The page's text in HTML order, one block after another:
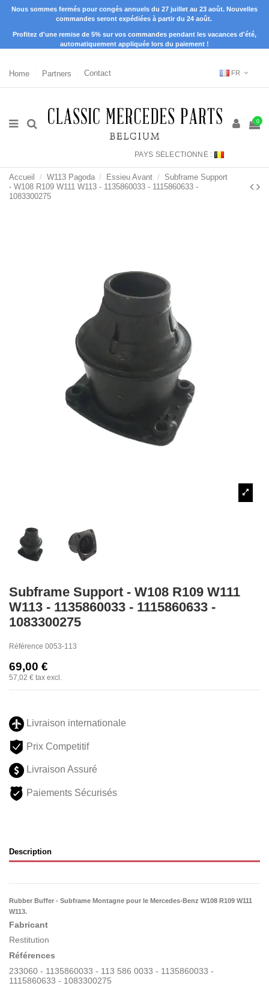
Nous sommes fermés pour congés annuels du 27 juillet au 23 août. Nouvelles
commandes seront expédiées à partir du 24 août.
Profitez d'une remise de 5% sur vos commandes pendant les vacances d'été,
automatiquement appliquée lors du paiement !
Home Partners Contact FR
0
PAYS SÉLECTIONNÉ :
Accueil W113 Pagoda Essieu Avant
Subframe Support
- W108 R109 W111 W113 - 1135860033 - 1115860633 -
1083300275
Subframe Support - W108 R109 W111
W113 - 1135860033 - 1115860633 -
1083300275
Référence 0053-113
69,00 €
57,02 € tax excl.
Livraison internationale
Prix Competitif
Livraison Assuré
Paiements Sécurisés
Description
Rubber Buffer - Subframe Montagne pour le Mercedes-Benz W108 R109 W111
W113.
Fabricant
Restitution
Références
233060 - 1135860033 - 113 586 0033 - 1135860033 -
1115860633 - 1083300275